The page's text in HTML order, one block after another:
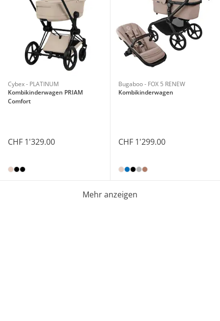
Cybex - PLATINUM
Kombikinderwagen PRIAM
Comfort
CHF 1'329.00
Bugaboo - FOX 5 RENEW
Kombikinderwagen
CHF 1'299.00
Mehr anzeigen